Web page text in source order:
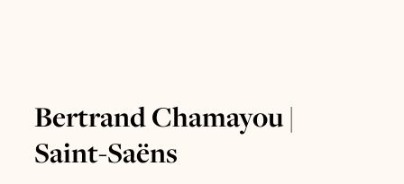
Bertrand Chamayou |
Saint-Saëns